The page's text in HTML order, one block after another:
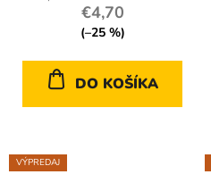
€4,70
(–25 %)
DO KOŠÍKA
VÝPREDAJ